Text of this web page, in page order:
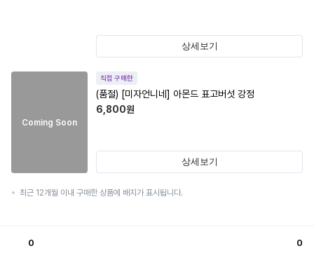
상세보기
Coming Soon
직접 구매한
(품절) [미자언니네] 아몬드 표고버섯 강정
6,800원
상세보기
최근 12개월 이내 구매한 상품에 배지가 표시됩니다.
0 0